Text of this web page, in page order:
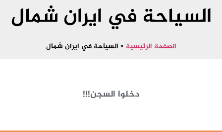
السياحة في ايران شمال
الصفحة الرئيسية » السياحة في ايران شمال
دخلوا السجن!!!